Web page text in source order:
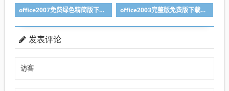
office2007免费绿色精简版下载附安装教程 office2003完整版免费版下载与安装教程
发表评论